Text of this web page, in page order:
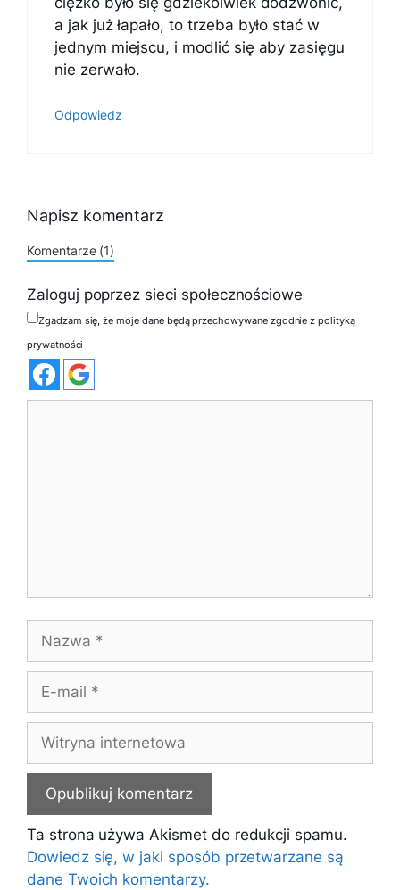
a jak już łapało, to trzeba było stać w
jednym miejscu, i modlić się aby zasięgu
nie zerwało.
Odpowiedz
Napisz komentarz
Komentarze (1)
Zaloguj poprzez sieci społecznościowe
Zgadzam się, że moje dane będą przechowywane zgodnie z polityką
prywatności
Nazwa
Witryna
internetowa
Ta strona używa Akismet do redukcji spamu.
Dowiedz się, w jaki sposób przetwarzane są
dane Twoich komentarzy.